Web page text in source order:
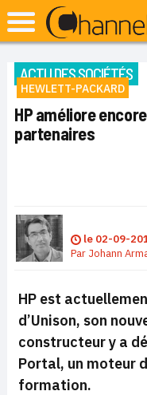
ACTU DES SOCIÉTÉS
HEWLETT-PACKARD
HP améliore
partenaires
le 02-09-
Par Johann
HP est
d’Unison, son
constructeur y a
Portal, un moteur
formation.